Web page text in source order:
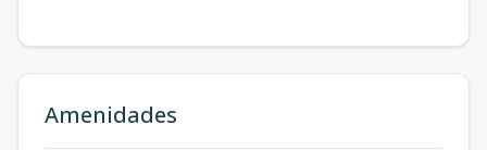
Amenidades